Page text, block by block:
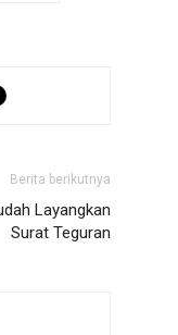
Berita berikutnya
Layangkan
Surat Teguran